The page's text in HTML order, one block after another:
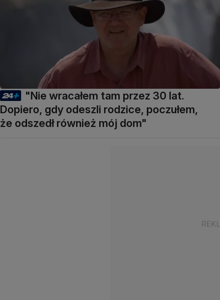
"Nie wracałem tam przez 30 lat.
Dopiero, gdy odeszli rodzice, poczułem,
że odszedł również mój dom"